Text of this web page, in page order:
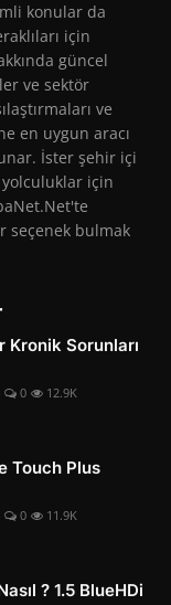
konular da
için
güncel
ve sektör
ve
en uygun aracı
İster şehir içi
için
seçenek bulmak
Kronik Sorunları
0 12.9K
Touch Plus
0 11.9K
? 1.5 BlueHDi